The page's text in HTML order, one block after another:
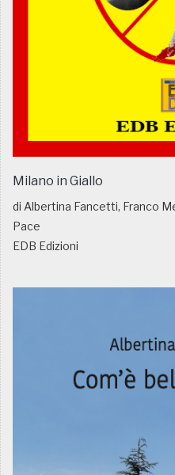
Milano in Giallo
di Albertina Fancetti, Franco
Pace
EDB Edizioni